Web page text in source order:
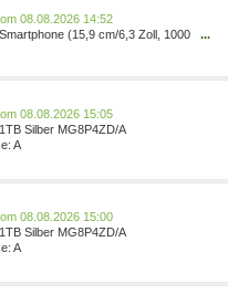
08.08.2026 14:52
(15,9 cm/6,3 Zoll, 1000
...
08.08.2026 15:05
Silber MG8P4ZD/A
A
08.08.2026 15:00
Silber MG8P4ZD/A
A